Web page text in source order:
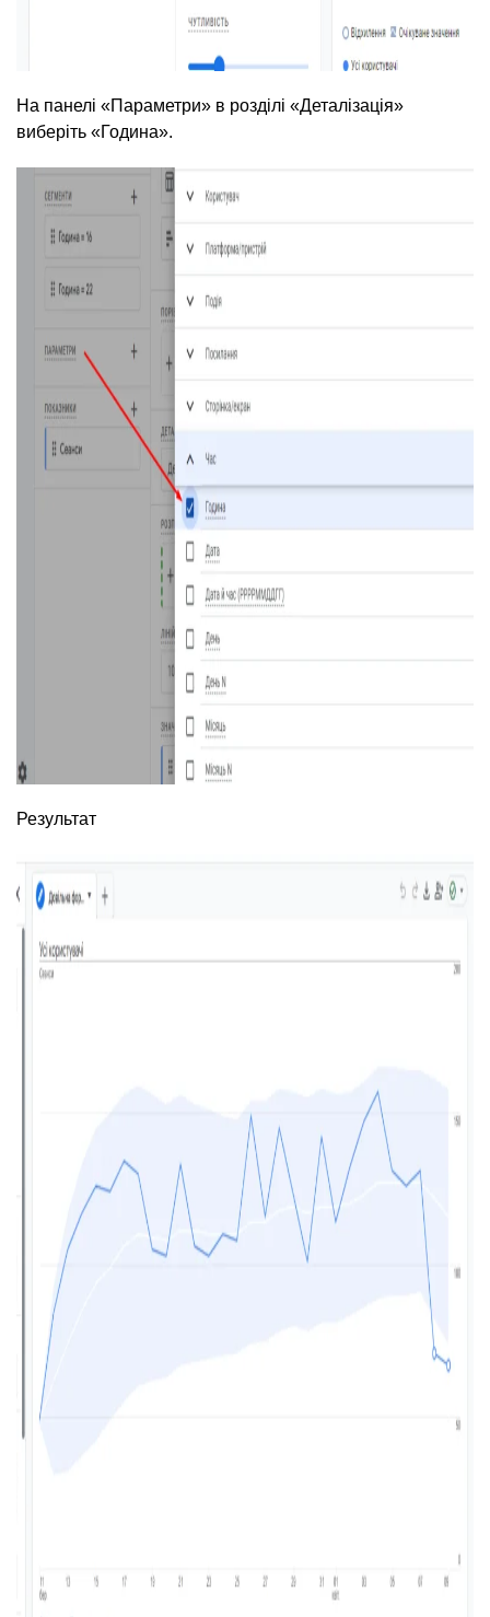
На панелі «Параметри» в розділі «Деталізація»
виберіть «Година».
Результат